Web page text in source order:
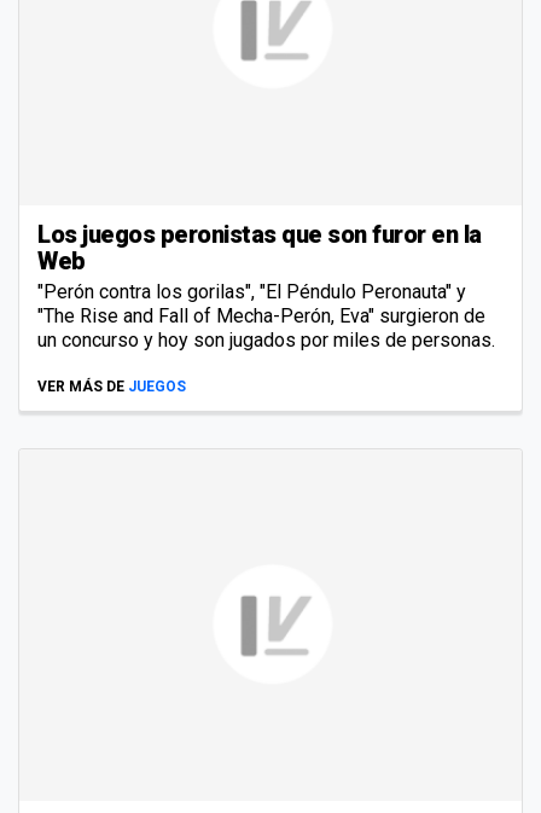
Los juegos peronistas que son furor en la
Web
"Perón contra los gorilas", "El Péndulo Peronauta" y
"The Rise and Fall of Mecha-Perón, Eva" surgieron de
un concurso y hoy son jugados por miles de personas.
VER MÁS DE JUEGOS